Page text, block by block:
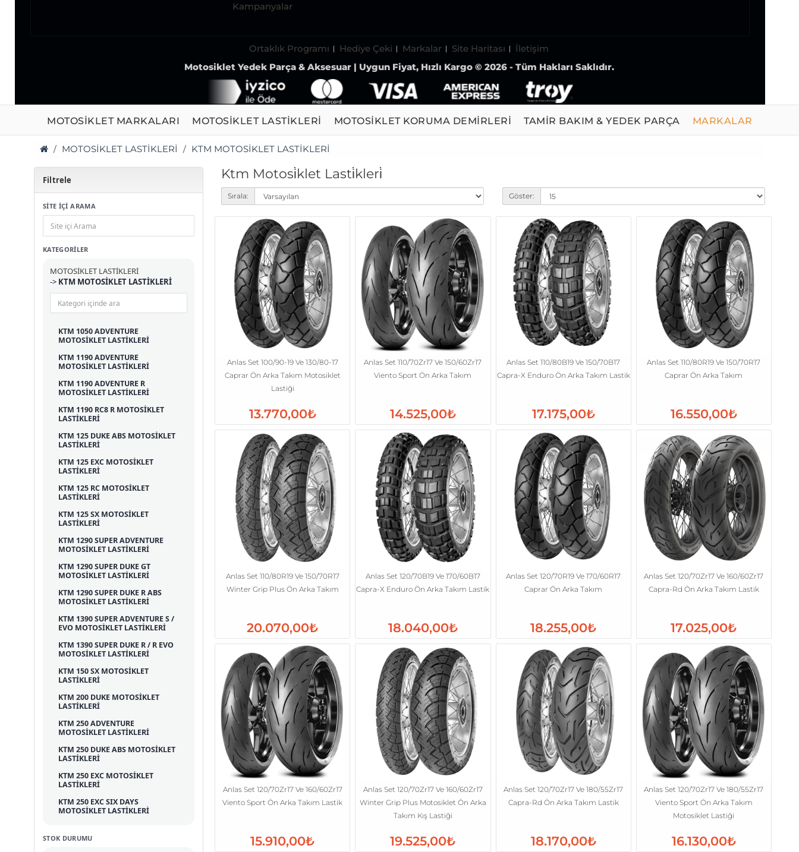
Kampanyalar
Ortaklık Programı Hediye Çeki Markalar Site Haritası
İletişim
Motosiklet Yedek Parça & Aksesuar | Uygun Fiyat, Hızlı Kargo © 2026 - Tüm Hakları Saklıdır.
MOTOSİKLET MARKALARI MOTOSİKLET LASTİKLERİ MOTOSİKLET KORUMA DEMİRLERİ TAMİR BAKIM & YEDEK PARÇA MARKALAR
MOTOSİKLET LASTİKLERİ KTM MOTOSİKLET LASTİKLERİ
Filtrele
SİTE İÇİ ARAMA
KATEGORILER
MOTOSİKLET LASTİKLERİ
-> KTM MOTOSİKLET LASTİKLERİ
KTM 1050 ADVENTURE
MOTOSİKLET LASTİKLERİ
KTM 1190 ADVENTURE
MOTOSİKLET LASTİKLERİ
KTM 1190 ADVENTURE R
MOTOSİKLET LASTİKLERİ
KTM 1190 RC8 R MOTOSİKLET
LASTİKLERİ
KTM 125 DUKE ABS MOTOSİKLET
LASTİKLERİ
KTM 125 EXC MOTOSİKLET
LASTİKLERİ
KTM 125 RC MOTOSİKLET
LASTİKLERİ
KTM 125 SX MOTOSİKLET
LASTİKLERİ
KTM 1290 SUPER ADVENTURE
MOTOSİKLET LASTİKLERİ
KTM 1290 SUPER DUKE GT
MOTOSİKLET LASTİKLERİ
KTM 1290 SUPER DUKE R ABS
MOTOSİKLET LASTİKLERİ
KTM 1390 SUPER ADVENTURE S /
EVO MOTOSİKLET LASTİKLERİ
KTM 1390 SUPER DUKE R / R EVO
MOTOSİKLET LASTİKLERİ
KTM 150 SX MOTOSİKLET
LASTİKLERİ
KTM 200 DUKE MOTOSİKLET
LASTİKLERİ
KTM 250 ADVENTURE
MOTOSİKLET LASTİKLERİ
KTM 250 DUKE ABS MOTOSİKLET
LASTİKLERİ
KTM 250 EXC MOTOSİKLET
LASTİKLERİ
KTM 250 EXC SIX DAYS
MOTOSİKLET LASTİKLERİ
LASTİKLERİ
STOK DURUMU
Ktm Motosi̇klet Lasti̇kleri̇
Sırala: Göster:
Anlas Set 100/90-19 Ve 130/80-17
Caprar Ön Arka Takım Motosiklet
Lastiği
13.770,00₺
Anlas Set 110/70Zr17 Ve 150/60Zr17
Viento Sport Ön Arka Takım
14.525,00₺
Anlas Set 110/80B19 Ve 150/70B17
Capra-X Enduro Ön Arka Takım Lastik
17.175,00₺
Anlas Set 110/80R19 Ve 150/70R17
Caprar Ön Arka Takım
16.550,00₺
Anlas Set 110/80R19 Ve 150/70R17
Winter Grip Plus Ön Arka Takım
20.070,00₺
Anlas Set 120/70B19 Ve 170/60B17
Capra-X Enduro Ön Arka Takım Lastik
18.040,00₺
Anlas Set 120/70R19 Ve 170/60R17
Caprar Ön Arka Takım
18.255,00₺
Anlas Set 120/70Zr17 Ve 160/60Zr17
Capra-Rd Ön Arka Takım Lastik
17.025,00₺
Anlas Set 120/70Zr17 Ve 160/60Zr17
Viento Sport Ön Arka Takım Lastik
15.910,00₺
Anlas Set 120/70Zr17 Ve 160/60Zr17
Winter Grip Plus Motosiklet Ön Arka
Takım Kış Lastiği
19.525,00₺
Anlas Set 120/70Zr17 Ve 180/55Zr17
Capra-Rd Ön Arka Takım Lastik
18.170,00₺
Anlas Set 120/70Zr17 Ve 180/55Zr17
Viento Sport Ön Arka Takım
Motosiklet Lastiği
16.130,00₺